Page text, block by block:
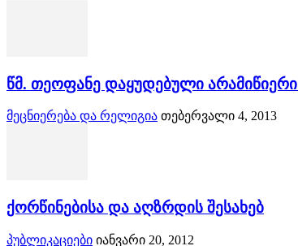
წმ. თეოფანე დაყუდებული არამიწიერი
მეცნიერება და რელიგია თებერვალი 4, 2013
ქორწინებისა და აღზრდის შესახებ
პუბლიკაციები იანვარი 20, 2012